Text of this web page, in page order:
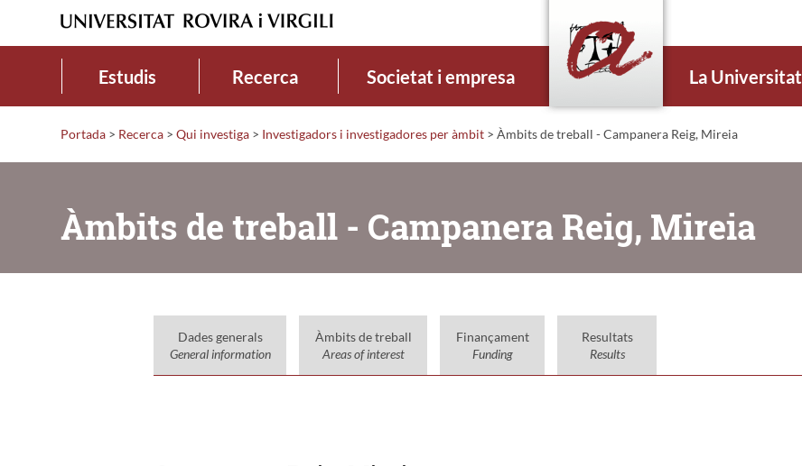
Estudis Recerca Societat i empresa La Universitat
Portada > Recerca > Qui investiga > Investigadors i investigadores per àmbit > Àmbits de treball - Campanera Reig, Mireia
Àmbits de treball - Campanera Reig, Mireia
Dades generals
General information
Àmbits de treball
Areas of interest
Finançament
Funding
Resultats
Results